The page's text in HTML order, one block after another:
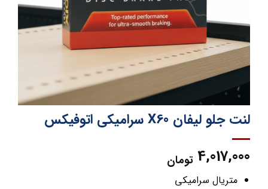
لنت جلو لیفان X60 سرامیکی اتوفیکس
4,017,000 تومان
متریال سرامیکی